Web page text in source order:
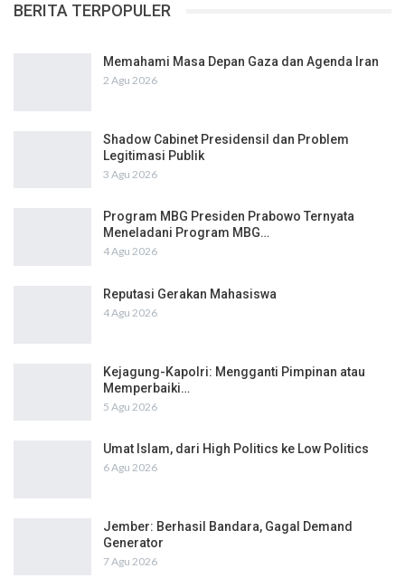
BERITA TERPOPULER
Memahami Masa Depan Gaza dan Agenda Iran
2 Agu 2026
Shadow Cabinet Presidensil dan Problem
Legitimasi Publik
3 Agu 2026
Program MBG Presiden Prabowo Ternyata
Meneladani Program MBG…
4 Agu 2026
Reputasi Gerakan Mahasiswa
4 Agu 2026
Kejagung-Kapolri: Mengganti Pimpinan atau
Memperbaiki…
5 Agu 2026
Umat Islam, dari High Politics ke Low Politics
6 Agu 2026
Jember: Berhasil Bandara, Gagal Demand
Generator
7 Agu 2026